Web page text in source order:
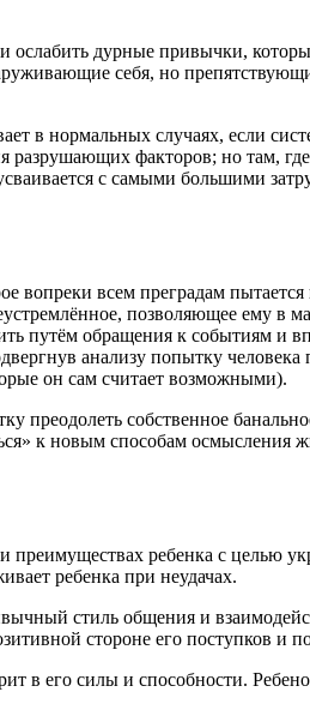
ослабить дурные привычки,
себя, но
в нормальных случаях, если
факторов; но там, где
с самыми большими
вопреки всем преградам
позволяющее ему в
путём обращения к событиям и
анализу попытку
он сам считает возможными).
преодолеть собственное
к новым способам осмысления
преимуществах ребенка с целью
ребенка при неудачах.
стиль общения и
стороне его поступков и
в его силы и способности.